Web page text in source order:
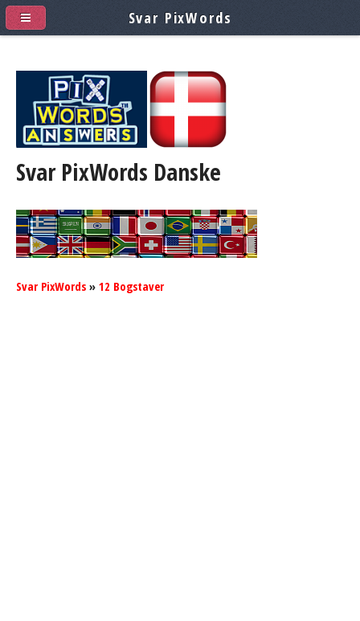
Svar PixWords Danske
Svar PixWords » 12 Bogstaver
Svar PixWords